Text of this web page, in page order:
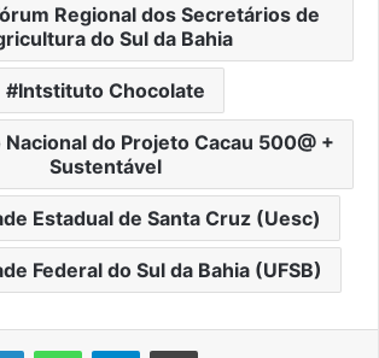
Regional dos Secretários de
do Sul da Bahia
Intstituto Chocolate
do Projeto Cacau 500@ +
Sustentável
Estadual de Santa Cruz (Uesc)
Federal do Sul da Bahia (UFSB)
LinkedinWhatsAppTelegramImprimir